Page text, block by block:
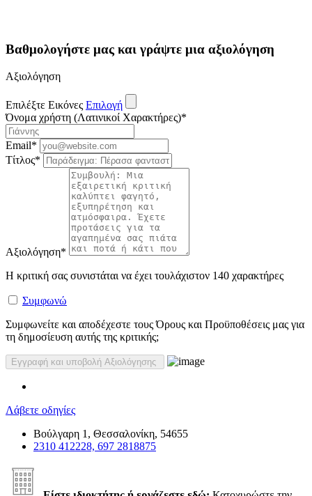
Βαθμολογήστε μας και γράψτε μια αξιολόγηση
Αξιολόγηση
Επιλέξτε Εικόνες Επιλογή
Όνομα χρήστη (Λατινικοί Χαρακτήρες)*
Email*
Τίτλος*
Αξιολόγηση*
Η κριτική σας συνιστάται να έχει τουλάχιστον 140 χαρακτήρες
Συμφωνώ
Συμφωνείτε και αποδέχεστε τους Όρους και Προϋποθέσεις μας για
τη δημοσίευση αυτής της κριτικής;
Λάβετε οδηγίες
Βούλγαρη 1, Θεσσαλονίκη, 54655
2310 412228, 697 2818875